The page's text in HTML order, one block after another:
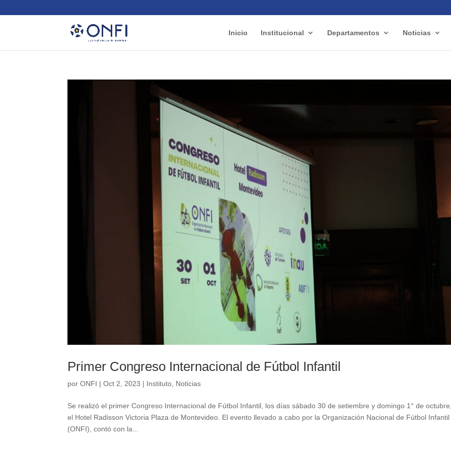
Inicio Institucional Departamentos Noticias
Primer Congreso Internacional de Fútbol Infantil
porONFI |Oct 2, 2023 | Instituto, Noticias
Se realizó el primer Congreso Internacional de Fútbol Infantil, los días sábado 30 de setiembre y domingo 1° de
el Hotel Radisson Victoria Plaza de Montevideo. El evento llevado a cabo por la Organización Nacional de Fútbol Infantil
(ONFI), contó con la...